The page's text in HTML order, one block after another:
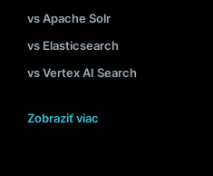
vs Apache Solr
vs Elasticsearch
vs Vertex AI Search
Zobraziť viac